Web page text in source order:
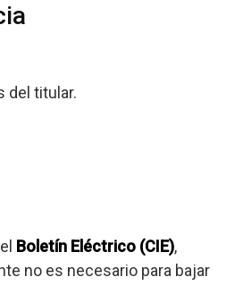
del titular.
Boletín Eléctrico (CIE),
no es necesario para bajar